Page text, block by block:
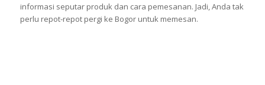
informasi seputar produk dan cara pemesanan. Jadi, Anda tak
perlu repot-repot pergi ke Bogor untuk memesan.